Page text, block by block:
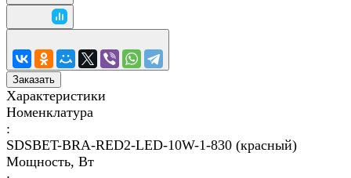
Заказать
Характеристики
Номенклатура
:
SDSBET-BRA-RED2-LED-10W-1-830 (красный)
Мощность, Вт